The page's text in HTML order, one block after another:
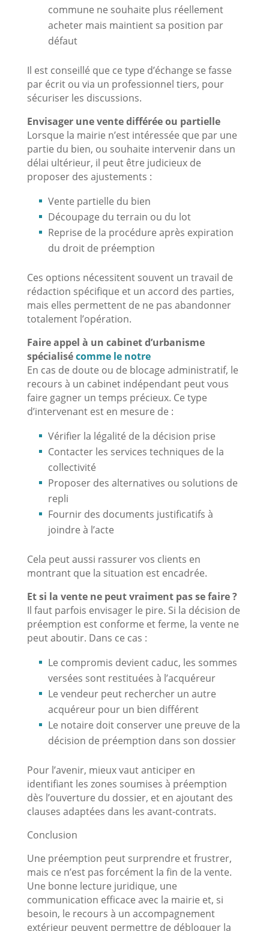
commune ne souhaite plus réellement
acheter mais maintient sa position par
défaut
Il est conseillé que ce type d’échange se fasse
par écrit ou via un professionnel tiers, pour
sécuriser les discussions.
Envisager une vente différée ou partielle
Lorsque la mairie n’est intéressée que par une
partie du bien, ou souhaite intervenir dans un
délai ultérieur, il peut être judicieux de
proposer des ajustements :
Vente partielle du bien
Découpage du terrain ou du lot
Reprise de la procédure après expiration
du droit de préemption
Ces options nécessitent souvent un travail de
rédaction spécifique et un accord des parties,
mais elles permettent de ne pas abandonner
totalement l’opération.
Faire appel à un cabinet d’urbanisme
spécialisécomme le notre
En cas de doute ou de blocage administratif, le
recours à un cabinet indépendant peut vous
faire gagner un temps précieux. Ce type
d’intervenant est en mesure de :
Vérifier la légalité de la décision prise
Contacter les services techniques de la
collectivité
Proposer des alternatives ou solutions de
repli
Fournir des documents justificatifs à
joindre à l’acte
Cela peut aussi rassurer vos clients en
montrant que la situation est encadrée.
Et si la vente ne peut vraiment pas se faire ?
Il faut parfois envisager le pire. Si la décision de
préemption est conforme et ferme, la vente ne
peut aboutir. Dans ce cas :
Le compromis devient caduc, les sommes
versées sont restituées à l’acquéreur
Le vendeur peut rechercher un autre
acquéreur pour un bien différent
Le notaire doit conserver une preuve de la
décision de préemption dans son dossier
Pour l’avenir, mieux vaut anticiper en
identifiant les zones soumises à préemption
dès l’ouverture du dossier, et en ajoutant des
clauses adaptées dans les avant-contrats.
Conclusion
Une préemption peut surprendre et frustrer,
mais ce n’est pas forcément la fin de la vente.
Une bonne lecture juridique, une
communication efficace avec la mairie et, si
besoin, le recours à un accompagnement
extérieur peuvent permettre de débloquer la